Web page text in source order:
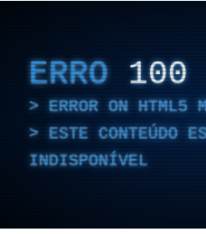
ERRO 100
ERROR ON HTML5
ESTE CONTEÚDO
INDISPONÍVEL